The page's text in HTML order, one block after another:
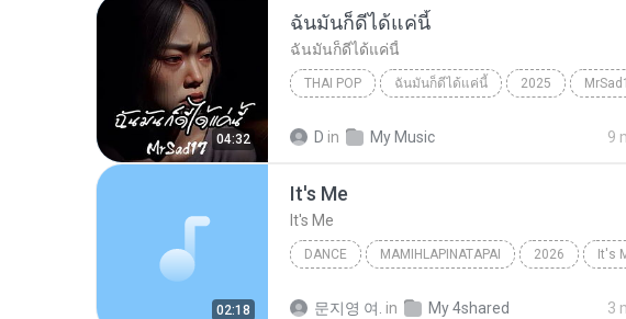
04:32
ฉันมันก็ดีได้แค่นี้
ฉันมันก็ดีได้แค่นี้
THAI POP ฉันมันก็ดีได้แค่นี้ 2025
D in My Music 9
02:18
It′s Me
It′s Me
DANCE MAMIHLAPINATAPAI 2026 It′s
문지영 여. in My 4shared 3